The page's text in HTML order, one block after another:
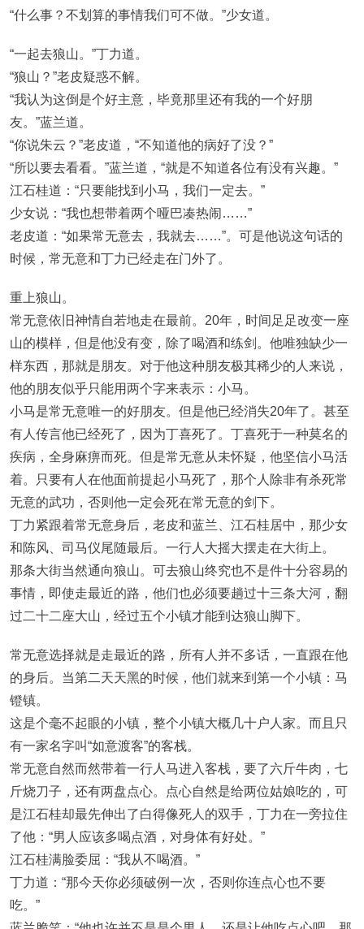
“什么事？不划算的事情我们可不做。”少女道。
“一起去狼山。”丁力道。
“狼山？”老皮疑惑不解。
“我认为这倒是个好主意，毕竟那里还有我的一个好朋
友。”蓝兰道。
“你说朱云？”老皮道，“不知道他的病好了没？”
“所以要去看看。”蓝兰道，“就是不知道各位有没有兴趣。”
江石桂道：“只要能找到小马，我们一定去。”
少女说：“我也想带着两个哑巴凑热闹……”
老皮道：“如果常无意去，我就去……”。可是他说这句话的
时候，常无意和丁力已经走在门外了。
重上狼山。
常无意依旧神情自若地走在最前。20年，时间足足改变一座
山的模样，但是他没有变，除了喝酒和练剑。他唯独缺少一
样东西，那就是朋友。对于他这种朋友极其稀少的人来说，
他的朋友似乎只能用两个字来表示：小马。
小马是常无意唯一的好朋友。但是他已经消失20年了。甚至
有人传言他已经死了，因为丁喜死了。丁喜死于一种莫名的
疾病，全身麻痹而死。但是常无意从未怀疑，他坚信小马活
着。只要有人在他面前提起小马死了，那个人除非有杀死常
无意的武功，否则他一定会死在常无意的剑下。
丁力紧跟着常无意身后，老皮和蓝兰、江石桂居中，那少女
和陈风、司马仪尾随最后。一行人大摇大摆走在大街上。
那条大街当然通向狼山。可去狼山终究也不是件十分容易的
事情，即使走最近的路，他们也必须要趟过十三条大河，翻
过二十二座大山，经过五个小镇才能到达狼山脚下。
常无意选择就是走最近的路，所有人并不多话，一直跟在他
的身后。当第二天天黑的时候，他们就来到第一个小镇：马
镫镇。
这是个毫不起眼的小镇，整个小镇大概几十户人家。而且只
有一家名字叫“如意渡客”的客栈。
常无意自然而然带着一行人马进入客栈，要了六斤牛肉，七
斤烧刀子，还有两盘点心。点心自然是给两位姑娘吃的，可
是江石桂却最先伸出了白得像死人的双手，丁力在一旁拉住
了他：“男人应该多喝点酒，对身体有好处。”
江石桂满脸委屈：“我从不喝酒。”
丁力道：“那今天你必须破例一次，否则你连点心也不要
吃。”